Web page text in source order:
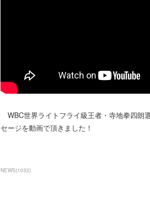
WBC世界ライトフライ級王者・寺地拳四朗
セージを動画で頂きました！
NEWS(1032)